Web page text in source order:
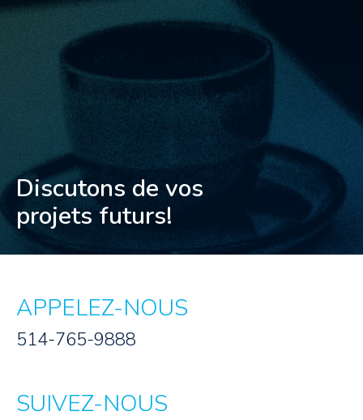
Discutons de vos
projets futurs!
APPELEZ-NOUS
514-765-9888
SUIVEZ-NOUS